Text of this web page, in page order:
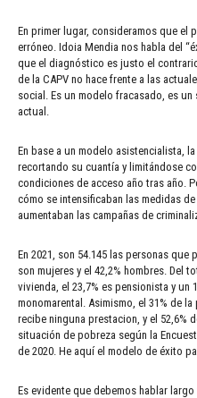
En primer lugar, consideramos que el
erróneo. Idoia Mendia nos habla del
que el diagnóstico es justo el
de la CAPV no hace frente a las
social. Es un modelo fracasado, es
actual.
En base a un modelo asistencialista,
recortando su cuantía y limitándose
condiciones de acceso año tras año.
cómo se intensificaban las medidas
aumentaban las campañas de
En 2021, son 54.145 las personas que
son mujeres y el 42,2% hombres. Del
vivienda, el 23,7% es pensionista y un
monomarental. Asimismo, el 31% de
recibe ninguna prestacion, y el 52,6%
situación de pobreza según la
de 2020. He aquí el modelo de éxito
Es evidente que debemos hablar